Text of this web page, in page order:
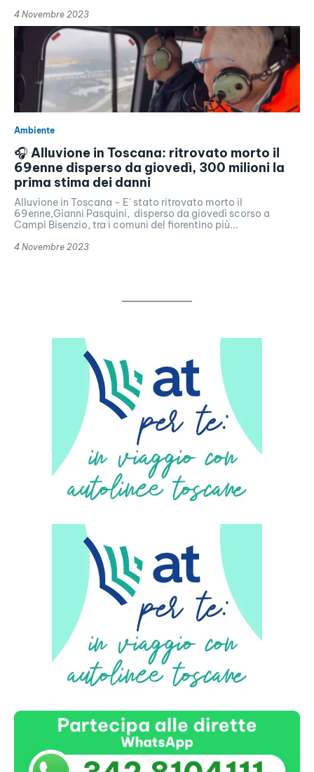
4 Novembre 2023
Ambiente
🎧 Alluvione in Toscana: ritrovato morto il
69enne disperso da giovedì, 300 milioni la
prima stima dei danni
Alluvione in Toscana - E' stato ritrovato morto il
69enne,Gianni Pasquini, disperso da giovedì scorso a
Campi Bisenzio, tra i comuni del fiorentino più...
4 Novembre 2023